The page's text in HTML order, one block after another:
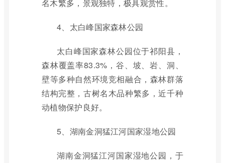
名木繁多，景观独特，极具观赏性。
4、太白峰国家森林公园
太白峰国家森林公园位于祁阳县，
森林覆盖率83.3%，谷、坡、岩、洞、
壁等多种自然环境竞相融合，森林群落
结构完整，古树名木品种繁多，近千种
动植物保护良好。
5、湖南金洞猛江河国家湿地公园
湖南金洞猛江河国家湿地公园，于